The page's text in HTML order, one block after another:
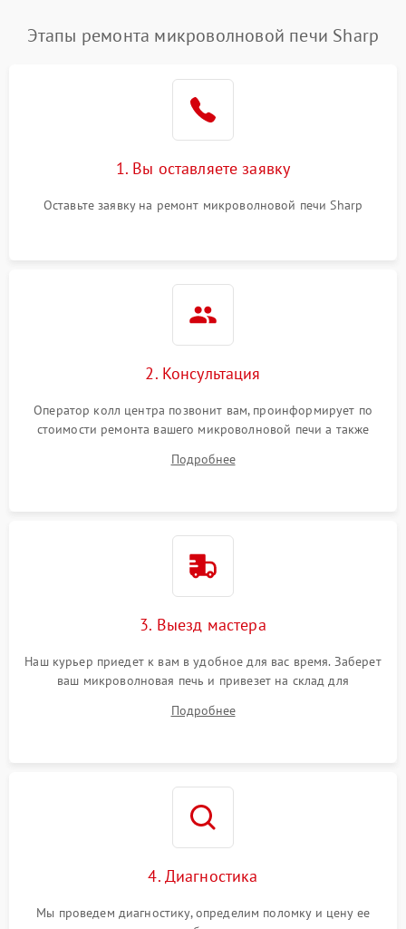
Подробнее →
2200 ₽
Не работают сенсорные
1000 ₽
Этапы ремонта микроволновой печи Sharp
1. Вы оставляете заявку
Оставьте заявку на ремонт микроволновой печи Sharp
2. Консультация
Оператор колл центра позвонит вам, проинформирует по
стоимости ремонта вашего микроволновой печи а также
Подробнее
3. Выезд мастера
Наш курьер приедет к вам в удобное для вас время. Заберет
ваш микроволновая печь и привезет на склад для
Подробнее
4. Диагностика
Мы проведем диагностику, определим поломку и цену ее